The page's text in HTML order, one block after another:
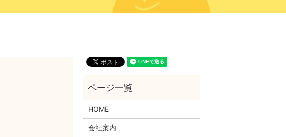
HOME
会社案内